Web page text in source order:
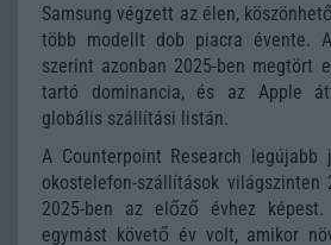
Samsung végzett az élen,
több modellt dob piacra évente.
szerint azonban 2025-ben megtört
tartó dominancia, és az Apple
globális szállítási listán.
A Counterpoint Research legújabb
okostelefon-szállítások
2025-ben az előző évhez
egymást követő év volt, amikor